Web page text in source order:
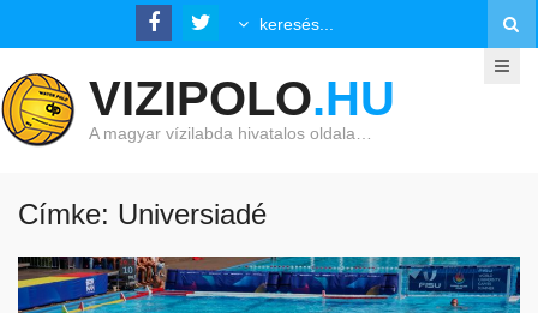
VIZIPOLO.HU
A magyar vízilabda hivatalos oldala…
Címke: Universiadé